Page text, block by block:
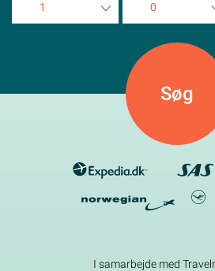
1 0
5
I samarbejde med